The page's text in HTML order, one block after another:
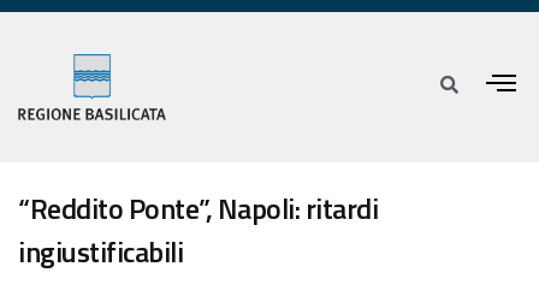
“Reddito Ponte”, Napoli: ritardi
ingiustificabili